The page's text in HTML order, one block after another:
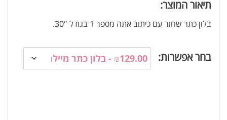
תיאור המוצר:
בלון כתר שחור עם כיתוב אתה מספר 1 בגודל 30″.
בחר אפשרות: